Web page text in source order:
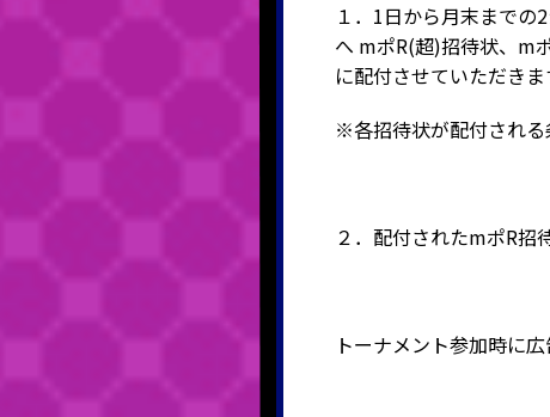
１．1日から月末まで
へ mポR(超)招待状、m
に配付させていただきま
※各招待状が配付される
２．配付されたmポR招
トーナメント参加時に